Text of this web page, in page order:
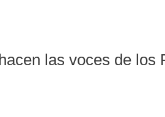
las voces de los